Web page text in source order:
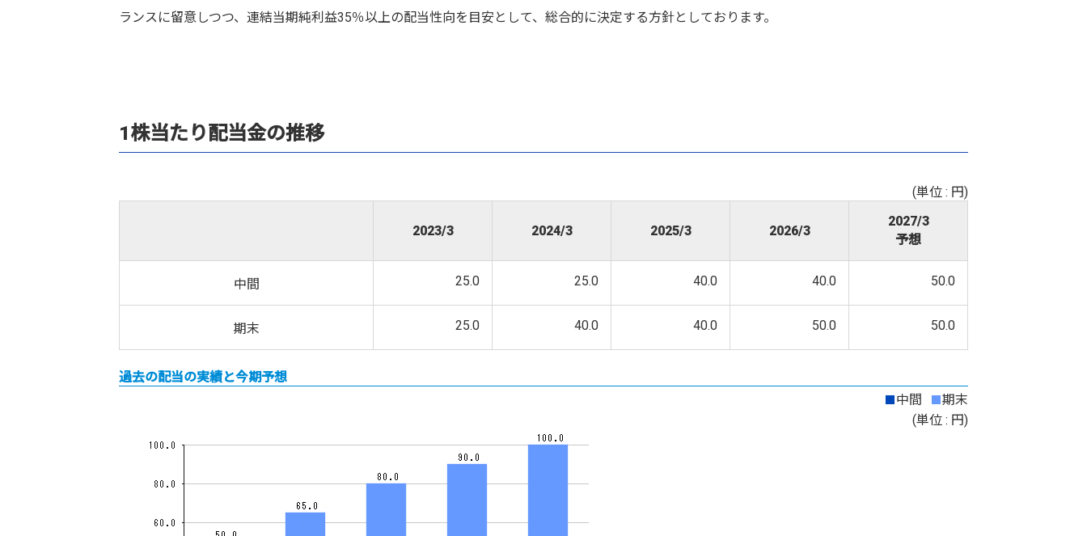
ランスに留意しつつ、連結当期純利益35％以上の配当性向を目安として、総合的に決定する方針としております。
1株当たり配当金の推移
(単位 : 円)
2023/3 2024/3 2025/3 2026/3
2027/3
予想
中間 25.0 25.0 40.0 40.0 50.0
期末 25.0 40.0 40.0 50.0 50.0
過去の配当の実績と今期予想
■期末
■中間
(単位 : 円)